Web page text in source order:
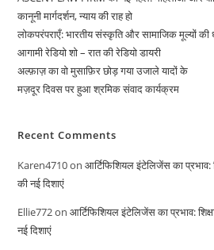
कानूनी मार्गदर्शन, न्याय की राह हो
लोकपरंपराएँ: भारतीय संस्कृति और सामाजिक मूल्यों की
आगामी रेडियो शो – रात की रेडियो डायरी
अल्फ़ाज़ का वो मुसाफ़िर छोड़ गया उजाले यादों के
मज़दूर दिवस पर हुआ श्रमिक संवाद कार्यक्रम
Recent Comments
Karen4710onआर्टिफिशियल इंटेलिजेंस का प्रभाव:
की नई दिशाएं
Ellie772onआर्टिफिशियल इंटेलिजेंस का प्रभाव:
नई दिशाएं